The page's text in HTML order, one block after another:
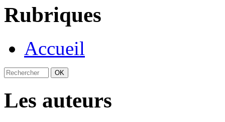
Rubriques
Accueil
Les auteurs